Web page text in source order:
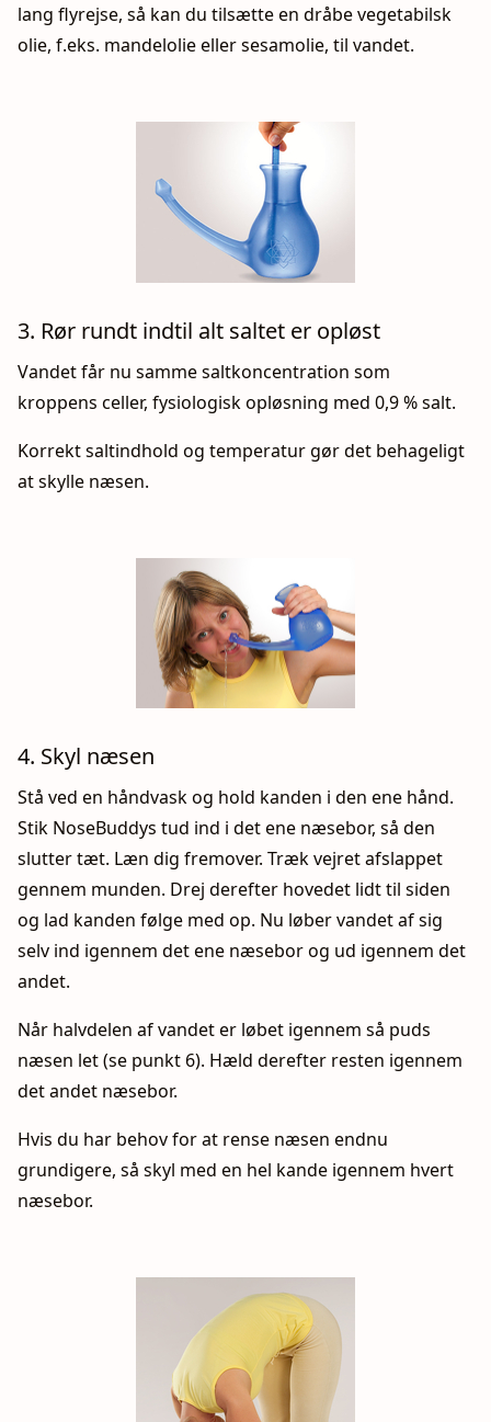
lang flyrejse, så kan du tilsætte en dråbe vegetabilsk
olie, f.eks. mandelolie eller sesamolie, til vandet.
3. Rør rundt indtil alt saltet er opløst
Vandet får nu samme saltkoncentration som
kroppens celler, fysiologisk opløsning med 0,9 % salt.
Korrekt saltindhold og temperatur gør det behageligt
at skylle næsen.
4. Skyl næsen
Stå ved en håndvask og hold kanden i den ene hånd.
Stik NoseBuddys tud ind i det ene næsebor, så den
slutter tæt. Læn dig fremover. Træk vejret afslappet
gennem munden. Drej derefter hovedet lidt til siden
og lad kanden følge med op. Nu løber vandet af sig
selv ind igennem det ene næsebor og ud igennem det
andet.
Når halvdelen af vandet er løbet igennem så puds
næsen let (se punkt 6). Hæld derefter resten igennem
det andet næsebor.
Hvis du har behov for at rense næsen endnu
grundigere, så skyl med en hel kande igennem hvert
næsebor.